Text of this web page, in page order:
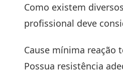
Como existem
profissional deve
Cause mínima reação
Possua resistência